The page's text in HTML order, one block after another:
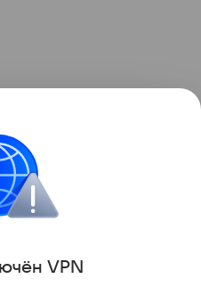
с детьми отдыхают
ён VPN